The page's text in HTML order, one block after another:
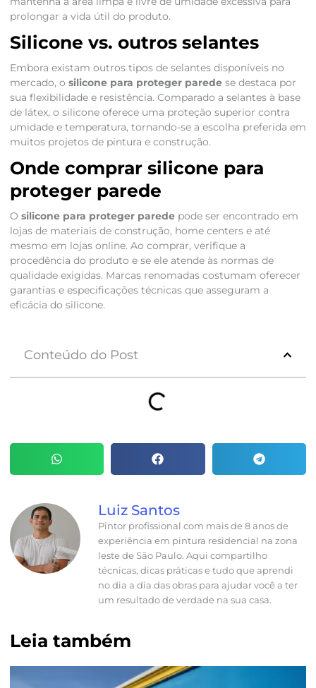
prolongar a vida útil do produto.
Silicone vs. outros selantes
Embora existam outros tipos de selantes disponíveis no
mercado, o silicone para proteger paredese destaca por
sua flexibilidade e resistência. Comparado a selantes à base
de látex, o silicone oferece uma proteção superior contra
umidade e temperatura, tornando-se a escolha preferida em
muitos projetos de pintura e construção.
Onde comprar silicone para
proteger parede
O silicone para proteger paredepode ser encontrado em
lojas de materiais de construção, home centers e até
mesmo em lojas online. Ao comprar, verifique a
procedência do produto e se ele atende às normas de
qualidade exigidas. Marcas renomadas costumam oferecer
garantias e especificações técnicas que asseguram a
eficácia do silicone.
Conteúdo do Post
Luiz Santos
Pintor profissional com mais de 8 anos de
experiência em pintura residencial na zona
leste de São Paulo. Aqui compartilho
técnicas, dicas práticas e tudo que aprendi
no dia a dia das obras para ajudar você a ter
um resultado de verdade na sua casa.
Leia também